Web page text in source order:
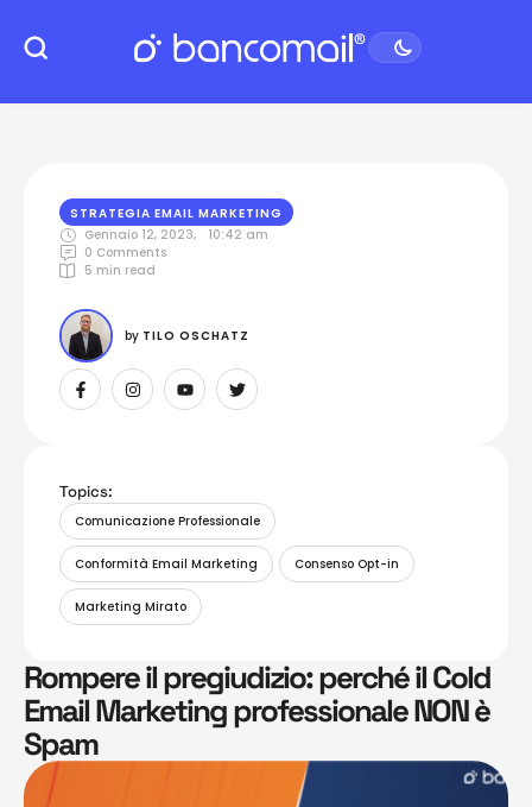
STRATEGIA EMAIL MARKETING
Gennaio 12, 2023,
10:42 am
0 Comments
5 min read
by TILO OSCHATZ
Topics:
Comunicazione Professionale
Conformità Email Marketing Consenso Opt-in
Marketing Mirato
Rompere il pregiudizio: perché il Cold
Email Marketing professionale NON è
Spam